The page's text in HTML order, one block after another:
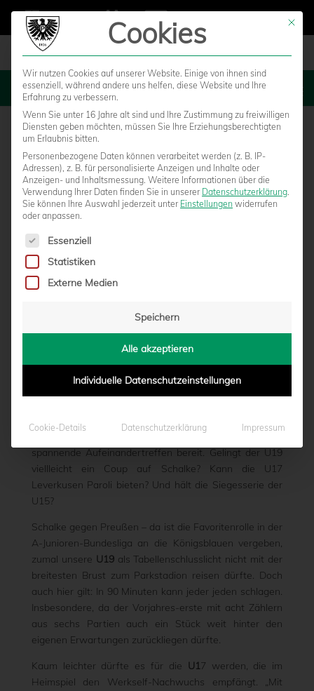
MENU
SPANNENDES YOUNGSTARS-
BEREIT
vonMarcel Weskamp|26.09.2019 - 15:27
am Sonntag im Spielplan und halten dabei einige
spannende Aufeinandertreffen bereit. Gelingt der U19
viellleicht ein Coup auf Schalke? Kann die U17
Leverkusen Paroli bieten? Und hält die Siegesserie der
U15?
Schalke gegen Preußen – da ist die Favoritenrolle in der
A-Junioren-Bundesliga an die Königsblauen vergeben,
zumal unsere U19als Tabellenschlusslicht nicht mit der
breitesten Brust zum Parkstadion reisen dürfte. Doch
auch hier gilt: In 90 Minuten kann jeder jeden schlagen.
Insbesondere, da der Vorjahres-erste mit acht Zählern
aus sechs Partien auch ein Stück weit hinter den
eigenen Erwartungen zurückliegen dürfte.
Kaum leichter dürfte es für die U17 werden, die im
Heimspiel den Werkself-Nachwuchs empfängt. „Mit
Mit
Cookies
Wir nutzen Cookies auf unserer Website. Einige von ihnen sind
essenziell, während andere uns helfen, diese Website und Ihre
Erfahrung zu verbessern.
Wenn Sie unter 16 Jahre alt sind und Ihre Zustimmung zu freiwilligen
Diensten geben möchten, müssen Sie Ihre Erziehungsberechtigten
um Erlaubnis bitten.
Personenbezogene Daten können verarbeitet werden (z. B. IP-
Adressen), z. B. für personalisierte Anzeigen und Inhalte oder
Anzeigen- und Inhaltsmessung. Weitere Informationen über die
Verwendung Ihrer Daten finden Sie in unserer Datenschutzerklärung.
Sie können Ihre Auswahl jederzeit unter Einstellungen widerrufen
oder anpassen.
Es folgt eine Liste der Service-Gruppen, für die eine
Essenziell
Statistiken
Externe Medien
Speichern
Alle akzeptieren
Individuelle Datenschutzeinstellungen
Cookie-Details Datenschutzerklärung Impressum